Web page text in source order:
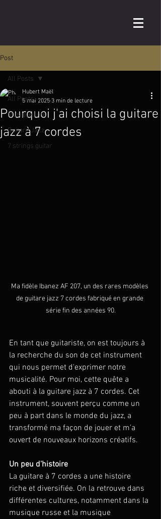
Post
All Posts
Musique Live
Guitare Jazz
7 strings guitar
All Posts
Pourquoi j'ai choisi la guitare
jazz à 7 cordes
Hubert Maël
5 mai 2025 3 min de lecture
Ma fidèle Ibanez AF 207, un des rares modèles
de guitare jazz 7 cordes fabriqué en grande
série fin des années 90.
En tant que guitariste, on est toujours à
la recherche du son de cet instrument
qui nous permet d'exprimer notre
musicalité. Pour moi, cette quête a
abouti à la guitare jazz à 7 cordes. Cet
instrument, souvent perçu comme un
peu à part dans le monde du jazz, a
transformé ma façon de jouer et m'a
ouvert de nouveaux horizons créatifs.
Un peu d'histoire
La guitare à 7 cordes a une histoire
riche et diversifiée. On la retrouve dans
différentes cultures, notamment dans la
musique russe et la musique